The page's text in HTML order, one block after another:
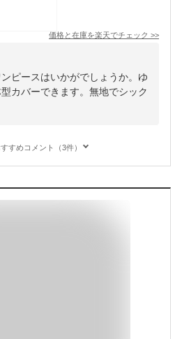
価格と在庫を楽天でチェック >>
ピースはいかがでしょうか。ゆ
カバーできます。無地でシック
すめコメント（3件）